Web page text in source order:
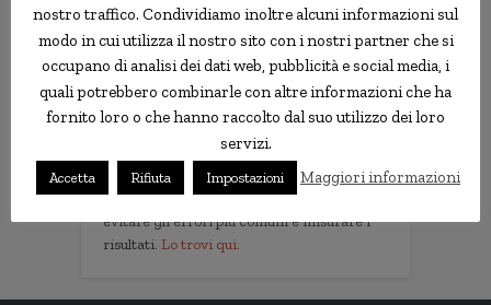
Contatti
Implementare l'AI nella tua impresa senza
metodo e gli strumenti.
Non servono competenze tecniche. Serve
un metodo per scegliere i progetti giusti,
evitare gli errori più comuni e misurare i
risultati. Lo trovi qui.
nostro traffico. Condividiamo inoltre alcuni informazioni sul
modo in cui utilizza il nostro sito con i nostri partner che si
occupano di analisi dei dati web, pubblicità e social media, i
quali potrebbero combinarle con altre informazioni che ha
fornito loro o che hanno raccolto dal suo utilizzo dei loro
servizi.
Accetta Rifiuta Impostazioni Maggiori informazioni